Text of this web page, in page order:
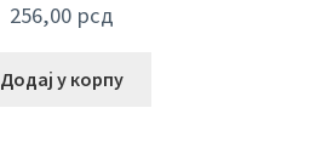
256,00 рсд
Додај у корпу